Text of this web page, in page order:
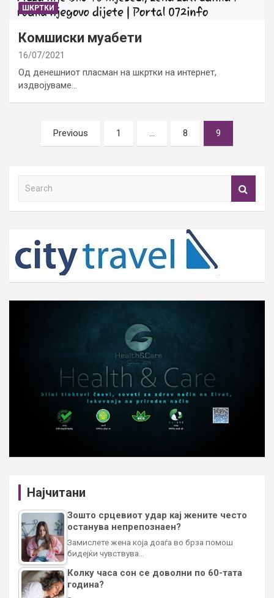
ШКРТКИ
Комшиски муабети
16/07/2021
Од денешниот пласман на шкртки на интернет,
издвојуваме…
pagination
Previous 1 … 8 9
h
Најчитани
Зошто срцевиот удар кај жените често
останува непрепознаен?
Замислете жена која доаѓа во брза помош
бидејќи чувствува…
Колку часа сон се доволни по 60-тата
година?